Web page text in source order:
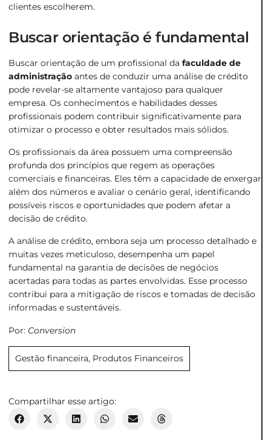
clientes escolherem.
Buscar orientação é fundamental
Buscar orientação de um profissional da faculdade de
administração antes de conduzir uma análise de crédito
pode revelar-se altamente vantajoso para qualquer
empresa. Os conhecimentos e habilidades desses
profissionais podem contribuir significativamente para
otimizar o processo e obter resultados mais sólidos.
Os profissionais da área possuem uma compreensão
profunda dos princípios que regem as operações
comerciais e financeiras. Eles têm a capacidade de enxergar
além dos números e avaliar o cenário geral, identificando
possíveis riscos e oportunidades que podem afetar a
decisão de crédito.
A análise de crédito, embora seja um processo detalhado e
muitas vezes meticuloso, desempenha um papel
fundamental na garantia de decisões de negócios
acertadas para todas as partes envolvidas. Esse processo
contribui para a mitigação de riscos e tomadas de decisão
informadas e sustentáveis.
Por: Conversion
Gestão financeira, Produtos Financeiros
Compartilhar esse artigo: